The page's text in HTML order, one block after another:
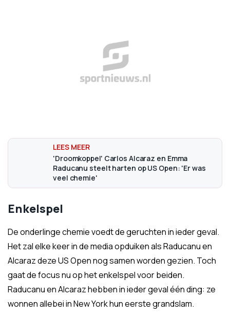
'Droomkoppel' Carlos Alcaraz en Emma
Raducanu steelt harten op US Open: 'Er was
veel chemie'
Enkelspel
De onderlinge chemie voedt de geruchten in ieder geval.
Het zal elke keer in de media opduiken als Raducanu en
Alcaraz deze US Open nog samen worden gezien. Toch
gaat de focus nu op het enkelspel voor beiden.
Raducanu en Alcaraz hebben in ieder geval één ding: ze
wonnen allebei in New York hun eerste grandslam.